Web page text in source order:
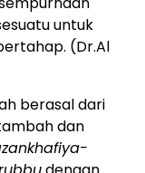
untuk
(Dr.Al
berasal dari
dan